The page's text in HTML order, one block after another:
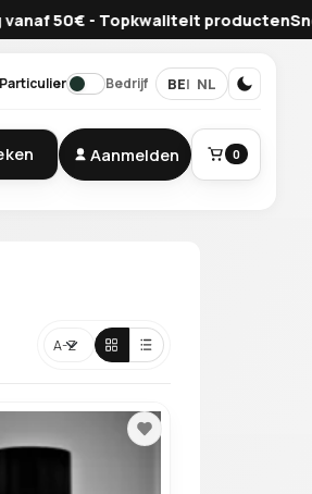
- Topkwaliteit productenSnelle
Particulier Bedrijf BE NL
0
Aanmelden
Sorteren
Je mandje is leeg.